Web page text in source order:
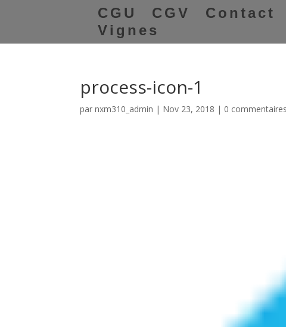
CGU CGV Contact
Vignes
process-icon-1
parnxm310_admin | Nov 23, 2018 | 0 commentaires